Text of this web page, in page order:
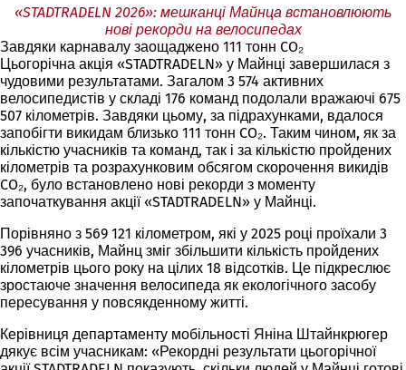
«STADTRADELN 2026»: мешканці Майнца встановлюють
нові рекорди на велосипедах
Завдяки карнавалу заощаджено 111 тонн CO₂
Цьогорічна акція «STADTRADELN» у Майнці завершилася з
чудовими результатами. Загалом 3 574 активних
велосипедистів у складі 176 команд подолали вражаючі 675
507 кілометрів. Завдяки цьому, за підрахунками, вдалося
запобігти викидам близько 111 тонн CO₂. Таким чином, як за
кількістю учасників та команд, так і за кількістю пройдених
кілометрів та розрахунковим обсягом скорочення викидів
CO₂, було встановлено нові рекорди з моменту
започаткування акції «STADTRADELN» у Майнці.
Порівняно з 569 121 кілометром, які у 2025 році проїхали 3
396 учасників, Майнц зміг збільшити кількість пройдених
кілометрів цього року на цілих 18 відсотків. Це підкреслює
зростаюче значення велосипеда як екологічного засобу
пересування у повсякденному житті.
Керівниця департаменту мобільності Яніна Штайнкрюгер
дякує всім учасникам: «Рекордні результати цьогорічної